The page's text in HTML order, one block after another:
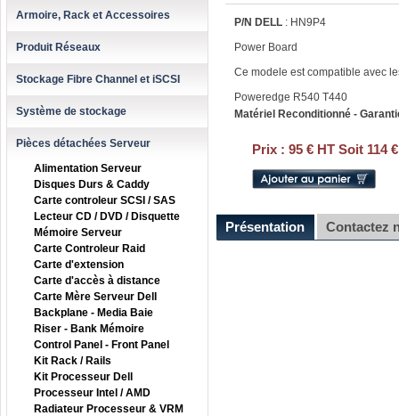
Armoire, Rack et Accessoires
Produit Réseaux
Stockage Fibre Channel et iSCSI
Système de stockage
Pièces détachées Serveur
Alimentation Serveur
Disques Durs & Caddy
Carte controleur SCSI / SAS
Lecteur CD / DVD / Disquette
Mémoire Serveur
Carte Controleur Raid
Carte d'extension
Carte d'accès à distance
Carte Mère Serveur Dell
Backplane - Media Baie
Riser - Bank Mémoire
Control Panel - Front Panel
Kit Rack / Rails
Kit Processeur Dell
Processeur Intel / AMD
Radiateur Processeur & VRM
P/N DELL : HN9P4
Power Board
Ce modele est compatible avec
Poweredge R540 T440
Matériel Reconditionné -
Prix : 95 € HT Soit 114
Présentation Contactez